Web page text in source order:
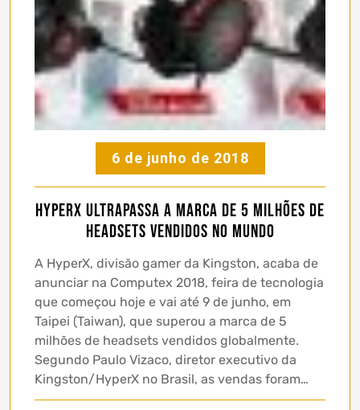
6 de junho de 2018
HyperX ultrapassa a marca de 5 milhões de
headsets vendidos no mundo
A HyperX, divisão gamer da Kingston, acaba de
anunciar na Computex 2018, feira de tecnologia
que começou hoje e vai até 9 de junho, em
Taipei (Taiwan), que superou a marca de 5
milhões de headsets vendidos globalmente.
Segundo Paulo Vizaco, diretor executivo da
Kingston/HyperX no Brasil, as vendas foram…